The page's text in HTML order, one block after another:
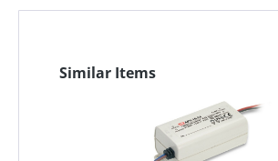
Similar Items